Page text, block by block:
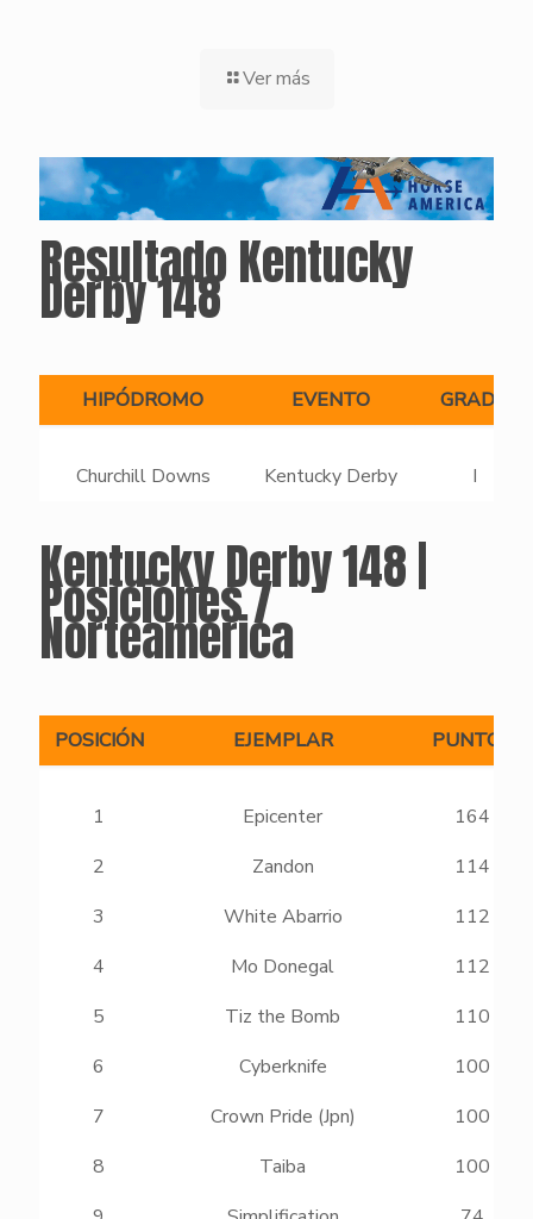
Ver más
Resultado Kentucky
Derby 148
HIPÓDROMO EVENTO GRADO
Churchill Downs Kentucky Derby I
Kentucky Derby 148 |
Posiciones /
Norteamérica
POSICIÓN EJEMPLAR PUNTOS
1 Epicenter
164
2
Zandon
114
3
White Abarrio
112
4
Mo Donegal
112
5
Tiz the Bomb
110
6
Cyberknife
100
7
Crown Pride (Jpn)
100
8
Taiba
100